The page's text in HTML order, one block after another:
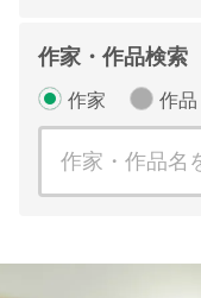
作家・作品検索
作家 作品